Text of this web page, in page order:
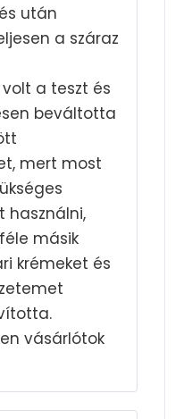
után
a száraz
a teszt és
beváltotta
mert most
használni,
másik
krémeket és
vásárlótok